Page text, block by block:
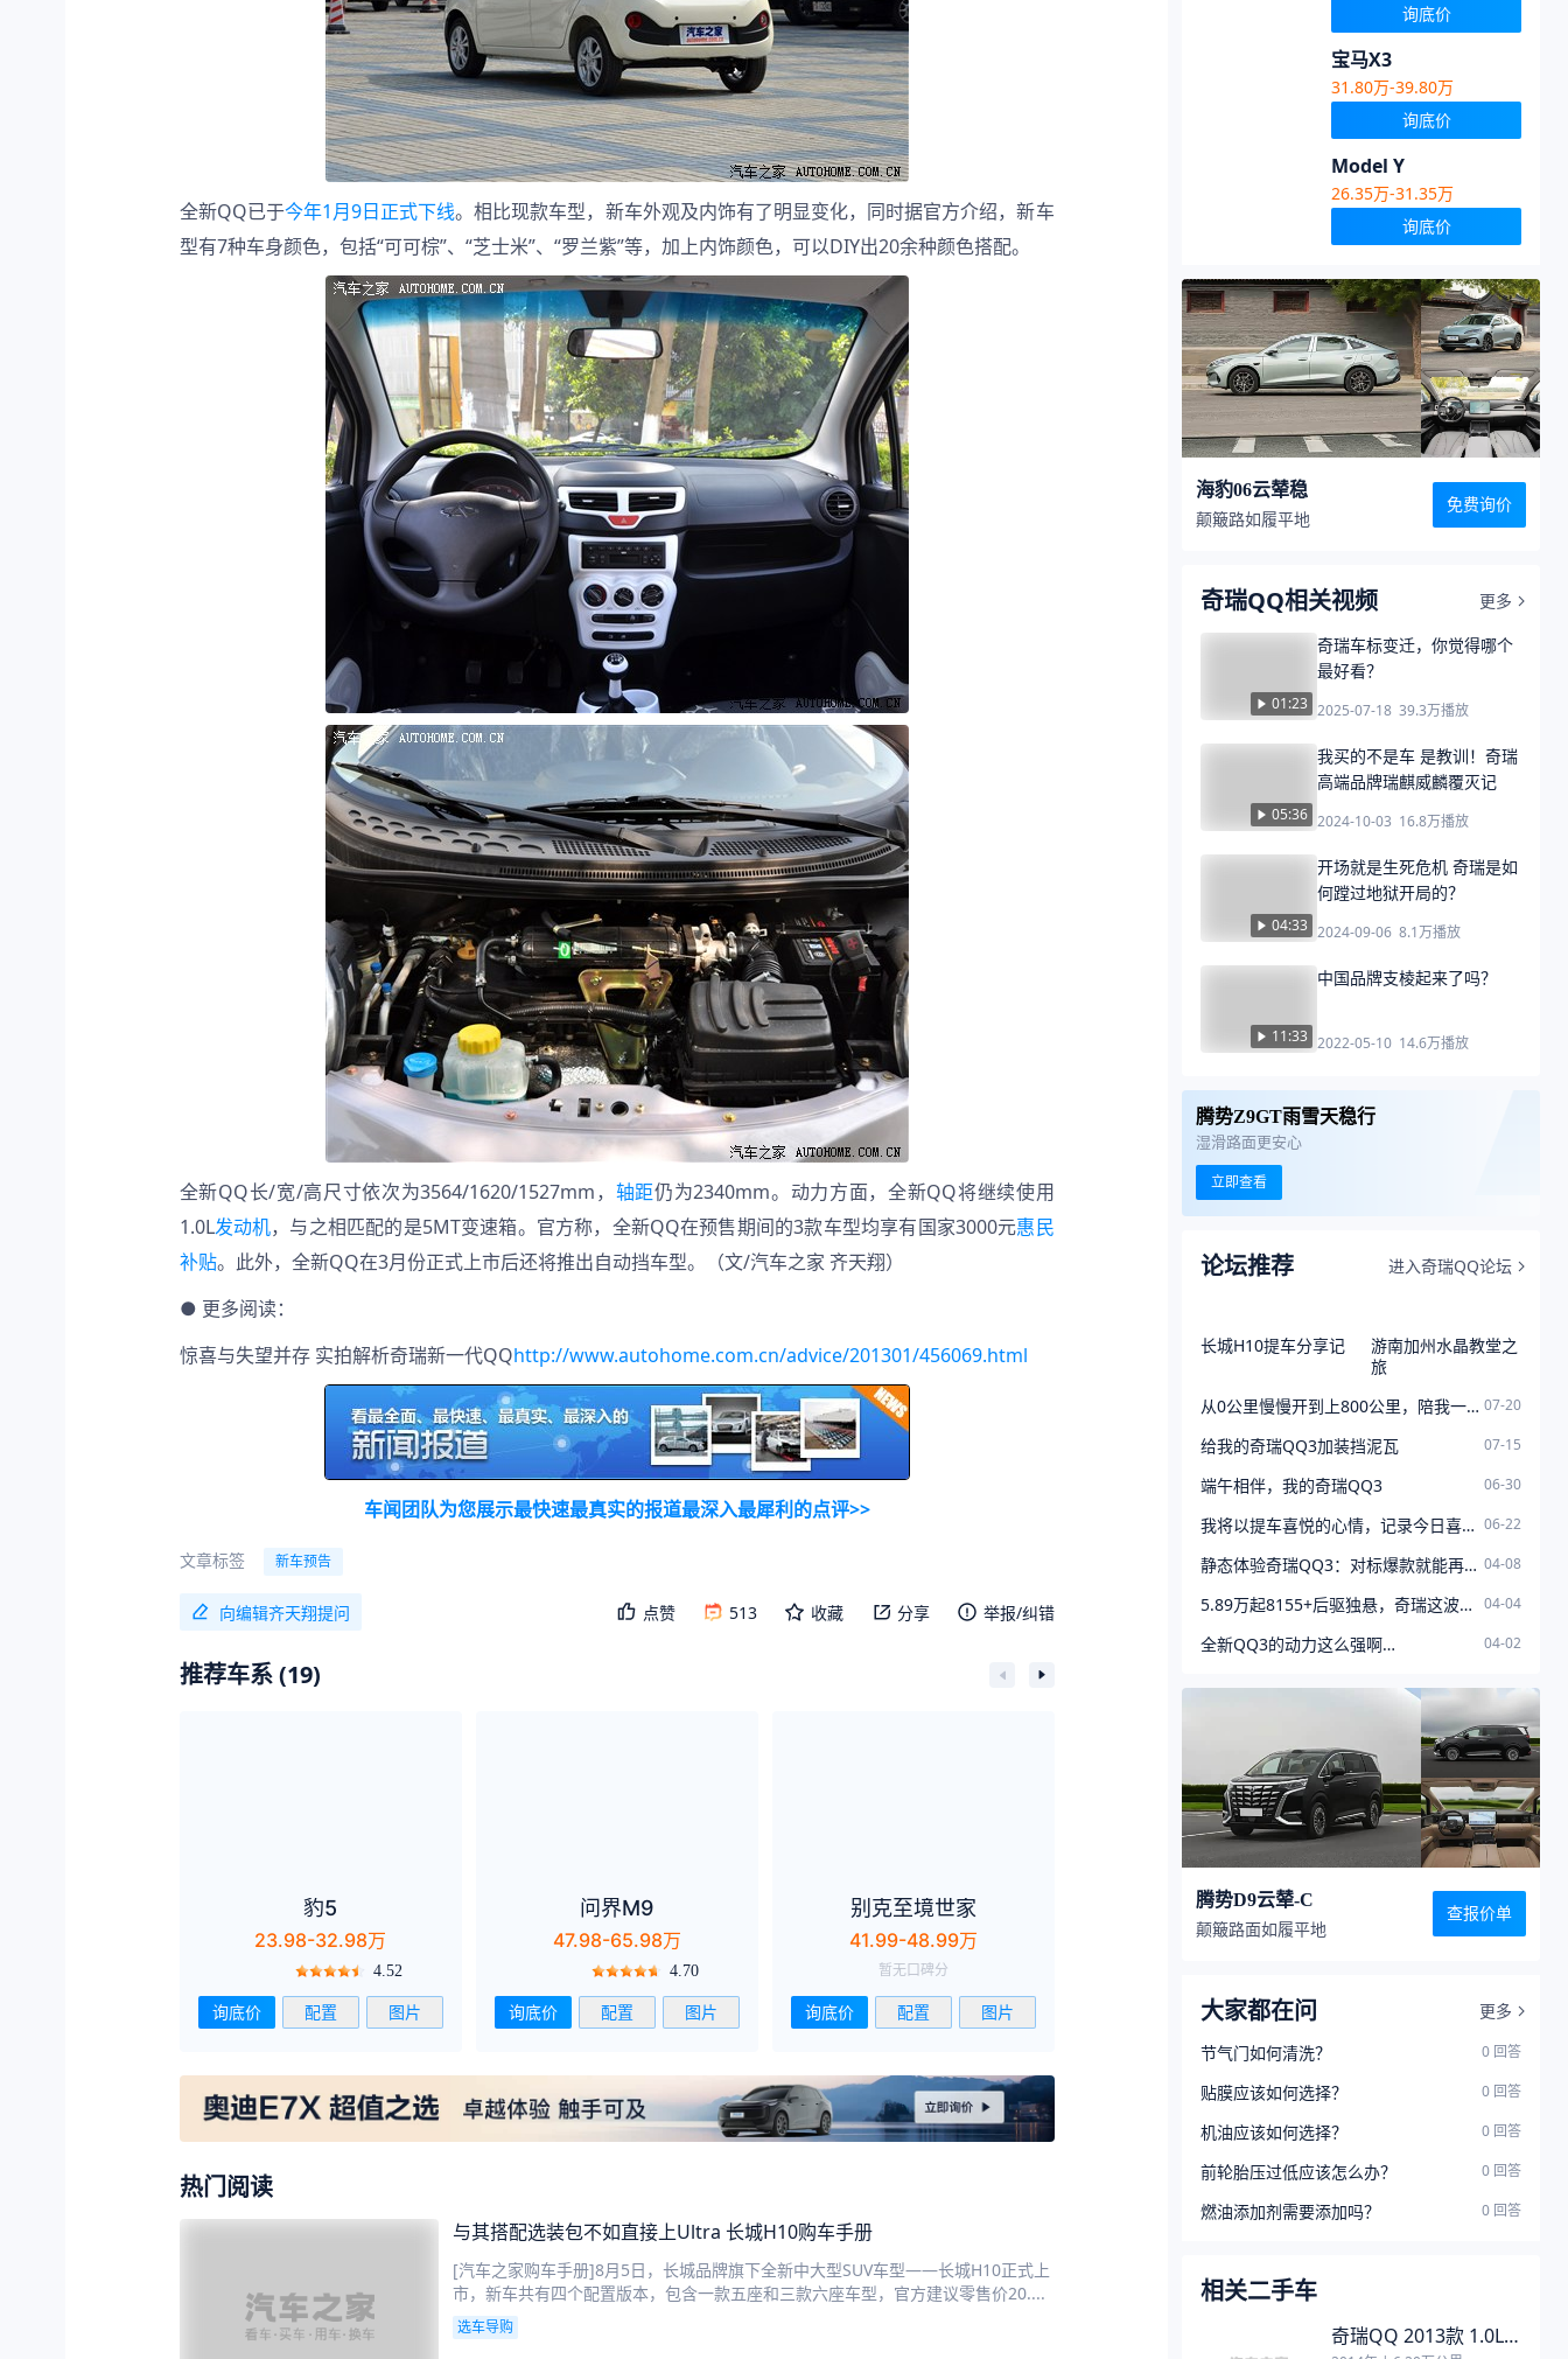
全新QQ已于今年1月9日正式下线。相比现款车型，新车外观及内饰有了明显变化，同时据官方介绍，新车
型有7种车身颜色，包括“可可棕”、“芝士米”、“罗兰紫”等，加上内饰颜色，可以DIY出20余种颜色搭配。
全新QQ长/宽/高尺寸依次为3564/1620/1527mm， 轴距仍为2340mm。动力方面，全新QQ将继续使用
1.0L发动机，与之相匹配的是5MT变速箱。官方称，全新QQ在预售期间的3款车型均享有国家3000元惠民
补贴。此外，全新QQ在3月份正式上市后还将推出自动挡车型。（文/汽车之家 齐天翔）
● 更多阅读：
惊喜与失望并存 实拍解析奇瑞新一代QQhttp://www.autohome.com.cn/advice/201301/456069.html
车闻团队为您展示最快速最真实的报道最深入最犀利的点评>>
文章标签 新车预告
向编辑齐天翔提问 点赞 513 收藏 分享 举报/纠错
推荐车系 (19)
豹5
23.98-32.98万
4.52
询底价 配置 图片
问界M9
47.98-65.98万
4.70
询底价 配置 图片
别克至境世家
41.99-48.99万
暂无口碑分
询底价 配置 图片
领睿新能源
16.88-19.98万
配置 图片
坦克400新能源
28.58-31.98万
配置
热门阅读
与其搭配选装包不如直接上Ultra 长城H10购车手册
[汽车之家购车手册]8月5日，长城品牌旗下全新中大型SUV车型——长城H10正式上
市，新车共有四个配置版本，包含一款五座和三款六座车型，官方建议零售价20....
选车导购
询底价
宝马X3
31.80万-39.80万
询底价
Model Y
26.35万-31.35万
询底价
海豹06云辇稳
颠簸路如履平地
免费询价
奇瑞QQ相关视频 更多
01:23
奇瑞车标变迁，你觉得哪个
最好看？
2025-07-18 39.3万播放
05:36
我买的不是车 是教训！奇瑞
高端品牌瑞麒威麟覆灭记
2024-10-03 16.8万播放
04:33
开场就是生死危机 奇瑞是如
何蹚过地狱开局的？
2024-09-06 8.1万播放
11:33
中国品牌支棱起来了吗？
2022-05-10 14.6万播放
腾势Z9GT雨雪天稳行
湿滑路面更安心
立即查看
论坛推荐 进入奇瑞QQ论坛
长城H10提车分享记
游南加州水晶教堂之
旅
从0公里慢慢开到上800公里，陪我一个月的时间，开着我的QQ 07-20
给我的奇瑞QQ3加装挡泥瓦 07-15
端午相伴，我的奇瑞QQ3 06-30
我将以提车喜悦的心情，记录今日喜提QQ3的全过程，包含选车心 06-22
静态体验奇瑞QQ3：对标爆款就能再创辉煌？ 04-08
5.89万起8155+后驱独悬，奇瑞这波操作，能堵死海鸥和星愿的后路 04-04
全新QQ3的动力这么强啊… 04-02
腾势D9云辇-C
颠簸路面如履平地
查报价单
大家都在问
更多
节气门如何清洗？
0 回答
贴膜应该如何选择？ 0 回答
机油应该如何选择？ 0 回答
前轮胎压过低应该怎么办？ 0 回答
燃油添加剂需要添加吗？ 0 回答
相关二手车
奇瑞QQ 2013款 1.0L